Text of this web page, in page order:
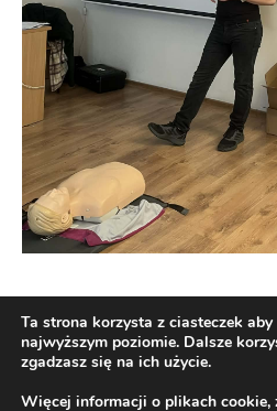
Ta strona korzysta z ciasteczek
najwyższym poziomie. Dalsze
zgadzasz się na ich użycie.
Więcej informacji o plikach cookie,